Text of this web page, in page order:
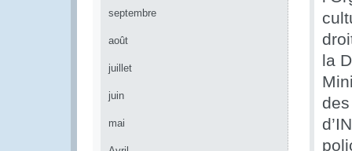
septembre
août
juillet
juin
mai
la